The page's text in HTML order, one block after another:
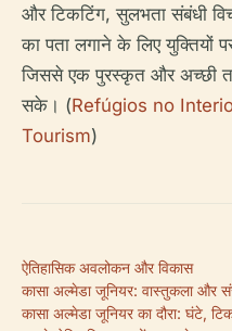
और टिकटिंग, सुलभता संबंधी
का पता लगाने के लिए युक्तियों
जिससे एक पुरस्कृत और अच्छी
सके। (Refúgios no
Tourism)
ऐतिहासिक अवलोकन और विकास
कासा अल्मेडा जूनियर: वास्तुकला और
कासा अल्मेडा जूनियर का दौरा: घंटे,